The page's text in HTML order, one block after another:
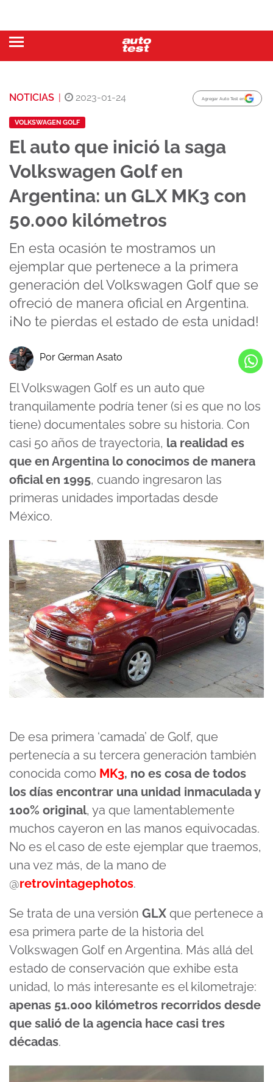
NOTICIAS | 2023-01-24 Agregar Auto Test en
VOLKSWAGEN GOLF
El auto que inició la saga
Volkswagen Golf en
Argentina: un GLX MK3 con
50.000 kilómetros
En esta ocasión te mostramos un
ejemplar que pertenece a la primera
generación del Volkswagen Golf que se
ofreció de manera oficial en Argentina.
¡No te pierdas el estado de esta unidad!
Por German Asato
El Volkswagen Golf es un auto que
tranquilamente podría tener (si es que no los
tiene) documentales sobre su historia. Con
casi 50 años de trayectoria, la realidad es
que en Argentina lo conocimos de manera
oficial en 1995, cuando ingresaron las
primeras unidades importadas desde
México.
De esa primera ‘camada’ de Golf, que
pertenecía a su tercera generación también
conocida como MK3, no es cosa de todos
los días encontrar una unidad inmaculada y
100% original, ya que lamentablemente
muchos cayeron en las manos equivocadas.
No es el caso de este ejemplar que traemos,
una vez más, de la mano de
@retrovintagephotos.
Se trata de una versión GLX que pertenece a
esa primera parte de la historia del
Volkswagen Golf en Argentina. Más allá del
estado de conservación que exhibe esta
unidad, lo más interesante es el kilometraje:
apenas 51.000 kilómetros recorridos desde
que salió de la agencia hace casi tres
décadas.